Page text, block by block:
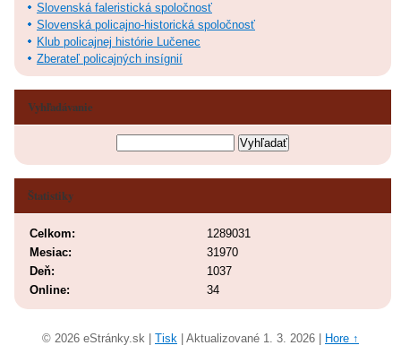
Slovenská faleristická spoločnosť
Slovenská policajno-historická spoločnosť
Klub policajnej histórie Lučenec
Zberateľ policajných insígnií
Vyhľadávanie
Štatistiky
Online: 34
Celkom:
1289031
Mesiac:
31970
Deň:
1037
© 2026 eStránky.sk Tisk Aktualizované 1. 3. 2026 Hore ↑